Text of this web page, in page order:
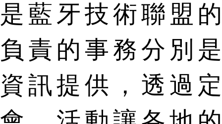
是藍牙技術聯盟
負責的事務分別
資訊提供，透過